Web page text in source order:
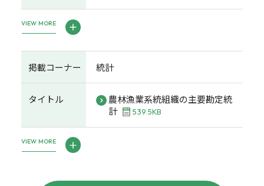
VIEW MORE
掲載コーナー 統計
タイトル
農林漁業系統組織の主要勘定統
計
539.5KB
VIEW MORE